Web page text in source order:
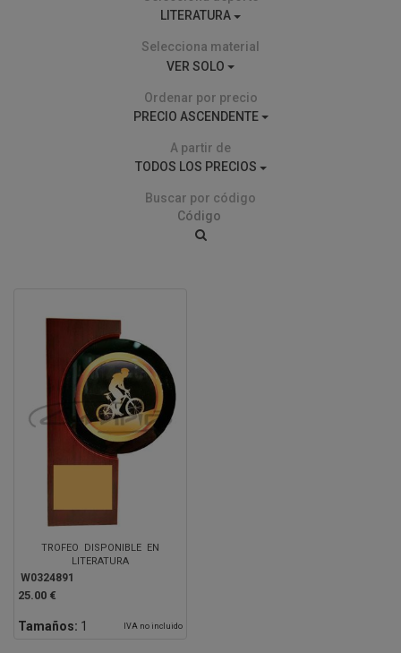
LITERATURA
Selecciona material
VER SOLO
Ordenar por precio
PRECIO ASCENDENTE
A partir de
TODOS LOS PRECIOS
Buscar por código
TROFEO DISPONIBLE EN
LITERATURA
W0324891
25.00 €
Tamaños: 1 IVA no incluido